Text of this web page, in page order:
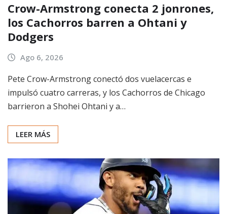
Crow-Armstrong conecta 2 jonrones,
los Cachorros barren a Ohtani y
Dodgers
Ago 6, 2026
Pete Crow-Armstrong conectó dos vuelacercas e
impulsó cuatro carreras, y los Cachorros de Chicago
barrieron a Shohei Ohtani y a…
LEER MÁS